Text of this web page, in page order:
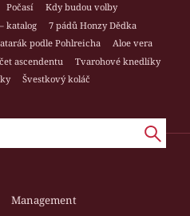
Počasí
Kdy budou volby
katalog
7 pádů Honzy Dědka
podle Pohlreicha
Aloe vera
ascendentu
Tvarohové knedlíky
Švestkový koláč
Management